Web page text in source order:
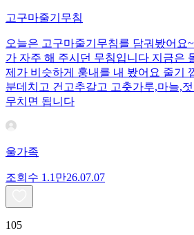
고구마줄기무침
오늘은 고구마줄기무침를 담궈봤어요
가 자주 해 주시던 무침입니다 지금은
제가 비슷하게 훙내를 내 봤어요 줄기
분데치고 건고추갈고 고춧가루,마늘,
무치면 됩니다
울가족
조회수 1.1만26.07.07
105